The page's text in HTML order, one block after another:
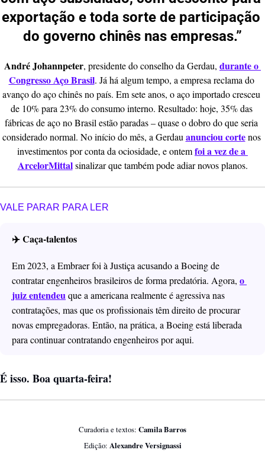
exportação e toda sorte de participação
do governo chinês nas empresas.”
André Johannpeter, presidente do conselho da Gerdau, durante o
Congresso Aço Brasil. Já há algum tempo, a empresa reclama do
avanço do aço chinês no país. Em sete anos, o aço importado cresceu
de 10% para 23% do consumo interno. Resultado: hoje, 35% das
fábricas de aço no Brasil estão paradas – quase o dobro do que seria
considerado normal. No início do mês, a Gerdau anunciou corte nos
investimentos por conta da ociosidade, e ontem foi a vez de a
ArcelorMittal sinalizar que também pode adiar novos planos.
VALE PARAR PARA LER
✈️ Caça-talentos
Em 2023, a Embraer foi à Justiça acusando a Boeing de
contratar engenheiros brasileiros de forma predatória. Agora, o
juiz entendeu que a americana realmente é agressiva nas
contratações, mas que os profissionais têm direito de procurar
novas empregadoras. Então, na prática, a Boeing está liberada
para continuar contratando engenheiros por aqui.
É isso. Boa quarta-feira!
Curadoria e textos: Camila Barros
Edição: Alexandre Versignassi